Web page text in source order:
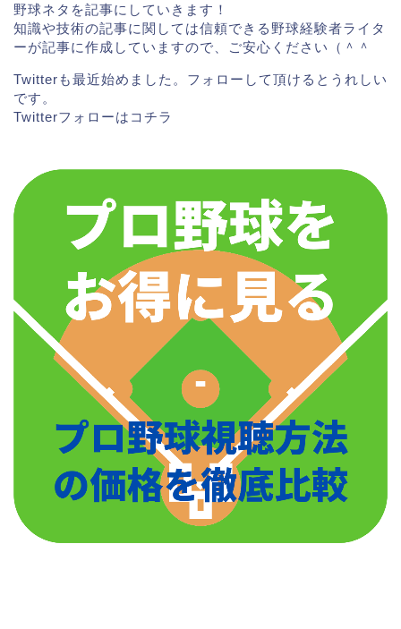
野球ネタを記事にしていきます！
知識や技術の記事に関しては信頼できる野球経験者ライタ
ーが記事に作成していますので、ご安心ください（＾＾
Twitterも最近始めました。フォローして頂けるとうれしい
です。
Twitterフォローは コチラ